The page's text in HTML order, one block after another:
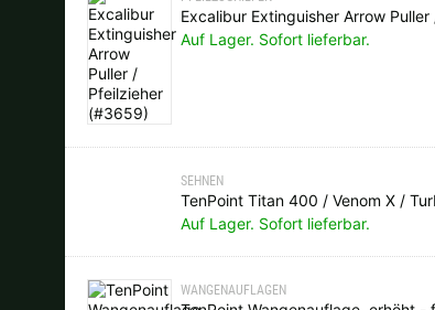
Excalibur Extinguisher Arrow
Auf Lager. Sofort lieferbar.
SEHNEN
TenPoint Titan 400 / Venom X /
Auf Lager. Sofort lieferbar.
WANGENAUFLAGEN